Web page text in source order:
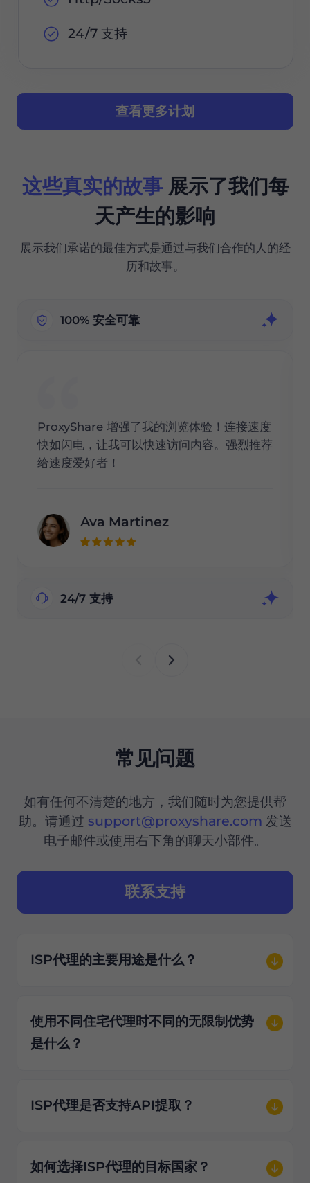
24/7 支持
查看更多计划
这些真实的故事展示了我们每
天产生的影响
展示我们承诺的最佳方式是通过与我们合作的人的经
历和故事。
100% 安全可靠
ProxyShare 增强了我的浏览体验！连接速度
快如闪电，让我可以快速访问内容。强烈推荐
给速度爱好者！
Ava Martinez
24/7 支持
常见问题
如有任何不清楚的地方，我们随时为您提供帮
助。请通过 support@proxyshare.com 发送
电子邮件或使用右下角的聊天小部件。
联系支持
ISP代理的主要用途是什么？
使用不同住宅代理时不同的无限制优势
是什么？
ISP代理是否支持API提取？
如何选择ISP代理的目标国家？